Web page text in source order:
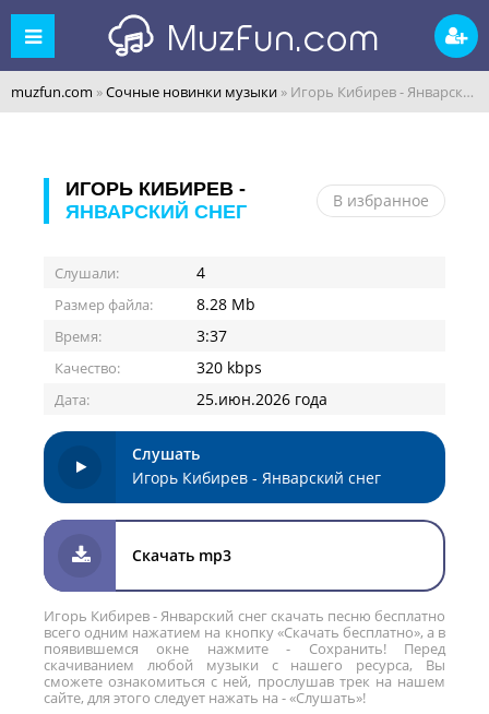
muzfun.com »Сочные новинки музыки » Игорь Кибирев - Январский снег
ИГОРЬ КИБИРЕВ -
ЯНВАРСКИЙ СНЕГ
В избранное
Слушали: 4
Размер файла: 8.28 Mb
Время: 3:37
Качество: 320 kbps
Дата: 25.июн.2026 года
Слушать
Игорь Кибирев - Январский снег
Скачать mp3
Игорь Кибирев - Январский снег скачать песню бесплатно
всего одним нажатием на кнопку «Скачать бесплатно», а в
появившемся окне нажмите - Сохранить! Перед
скачиванием любой музыки с нашего ресурса, Вы
сможете ознакомиться с ней, прослушав трек на нашем
сайте, для этого следует нажать на - «Слушать»!